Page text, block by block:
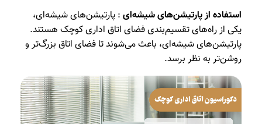
استفاده از پارتیشن‌های شیشه‌ای : پارتیشن‌های شیشه‌ای،
یکی از راه‌های تقسیم‌بندی فضای اتاق اداری کوچک هستند.
پارتیشن‌های شیشه‌ای، باعث می‌شوند تا فضای اتاق بزرگ‌تر و
روشن‌تر به نظر برسد.